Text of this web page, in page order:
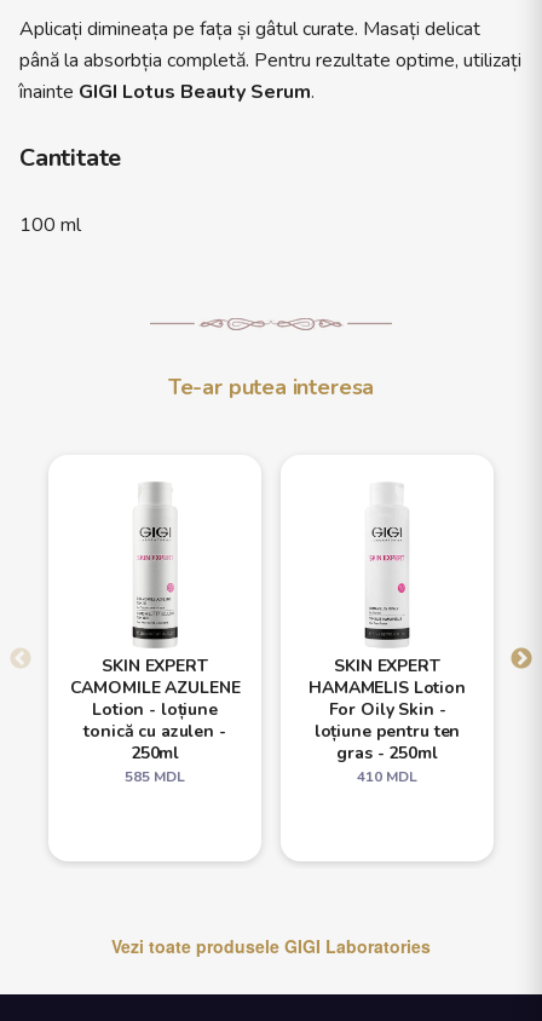
Aplicați dimineața pe fața și gâtul curate. Masați delicat
până la absorbția completă. Pentru rezultate optime, utilizați
înainte GIGI Lotus Beauty Serum.
Cantitate
100 ml
Te-ar putea interesa
SKIN EXPERT
CAMOMILE AZULENE
Lotion - loțiune
tonică cu azulen -
250ml
585 MDL
SKIN EXPERT
HAMAMELIS Lotion
For Oily Skin -
loțiune pentru ten
gras - 250ml
410 MDL
Vezi toate produsele GIGI Laboratories